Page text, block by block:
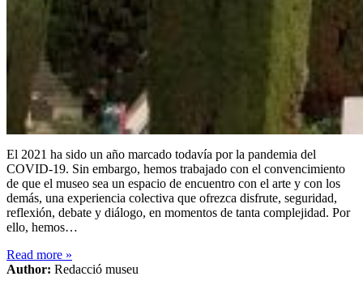
El 2021 ha sido un año marcado todavía por la pandemia del
COVID-19. Sin embargo, hemos trabajado con el convencimiento
de que el museo sea un espacio de encuentro con el arte y con los
demás, una experiencia colectiva que ofrezca disfrute, seguridad,
reflexión, debate y diálogo, en momentos de tanta complejidad. Por
ello, hemos…
Read more »
Author: Redacció museu